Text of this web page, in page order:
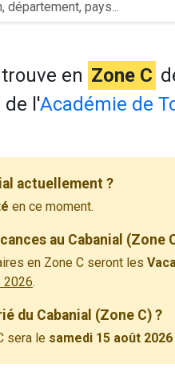
en Zone C
de l'Académie de
actuellement ?
en ce moment.
au Cabanial (Zone
en Zone C seront les
2026.
du Cabanial (Zone C) ?
sera le samedi 15 août 2026